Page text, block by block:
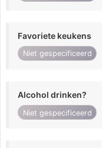
Favoriete keukens
Niet gespecificeerd
Alcohol drinken?
Niet gespecificeerd